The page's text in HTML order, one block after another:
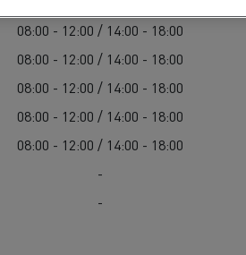
08:00 - 12:00 / 14:00 - 18:00
08:00 - 12:00 / 14:00 - 18:00
08:00 - 12:00 / 14:00 - 18:00
08:00 - 12:00 / 14:00 - 18:00
08:00 - 12:00 / 14:00 - 18:00
-
-